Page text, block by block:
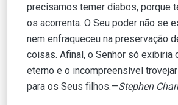
precisamos temer diabos, porque
os acorrenta. O Seu poder não se
nem enfraqueceu na preservação
coisas. Afinal, o Senhor só exibiria
eterno e o incompreensível
para os Seus filhos.—Stephen